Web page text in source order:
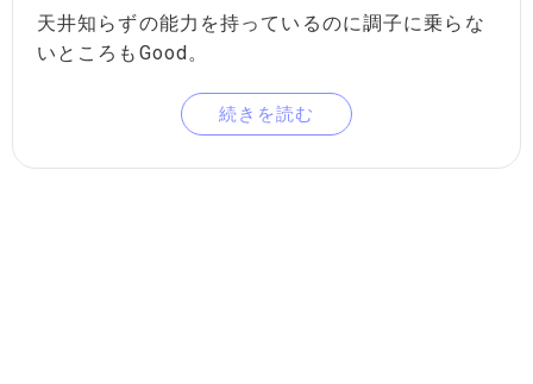
天井知らずの能力を持っているのに調子に乗らな
いところもGood。
続きを読む